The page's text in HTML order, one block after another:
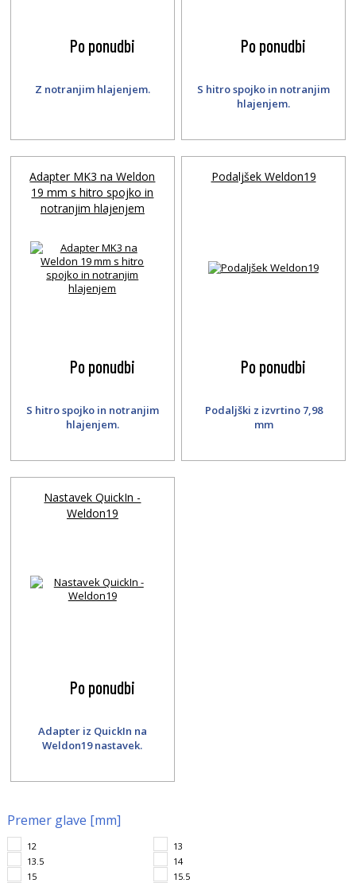
Po ponudbi
Z notranjim hlajenjem.
Po ponudbi
S hitro spojko in notranjim
hlajenjem.
Adapter MK3 na Weldon
19 mm s hitro spojko in
notranjim hlajenjem
Po ponudbi
S hitro spojko in notranjim
hlajenjem.
Podaljšek Weldon19
Po ponudbi
Podaljški z izvrtino 7,98
mm
Nastavek QuickIn -
Weldon19
Po ponudbi
Adapter iz QuickIn na
Weldon19 nastavek.
Premer glave [mm]
12
13
13.5
14
15
15.5